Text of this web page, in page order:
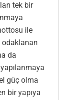
tek bir
ile
odaklanan
da
güç olma
bir yapıya